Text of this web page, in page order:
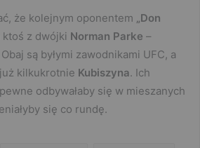
że kolejnym oponentem „Don
z dwójki Norman Parke –
Obaj są byłymi zawodnikami UFC, a
kilkukrotnie Kubiszyna. Ich
odbywałaby się w mieszanych
się co rundę.